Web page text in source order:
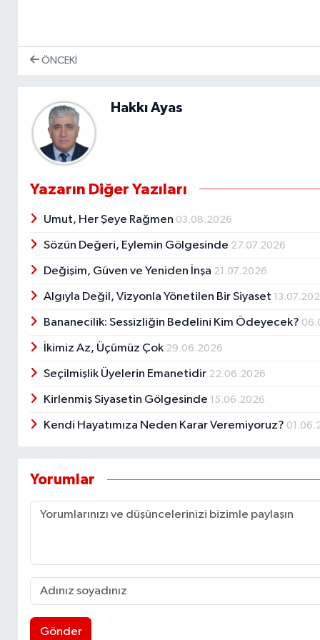
ÖNCEKI
Hakkı Ayas
Yazarın Diğer Yazıları
Umut, Her Şeye Rağmen 03.08.2026
Sözün Değeri, Eylemin Gölgesinde 27.07.2026
Değişim, Güven ve Yeniden İnşa 21.07.2026
Algıyla Değil, Vizyonla Yönetilen Bir Siyaset
Bananecilik: Sessizliğin Bedelini Kim Ödeyecek?
İkimiz Az, Üçümüz Çok 29.06.2026
Seçilmişlik Üyelerin Emanetidir 22.06.2026
Kirlenmiş Siyasetin Gölgesinde 15.06.2026
Kendi Hayatımıza Neden Karar Veremiyoruz?
Yorumlar
Gönder